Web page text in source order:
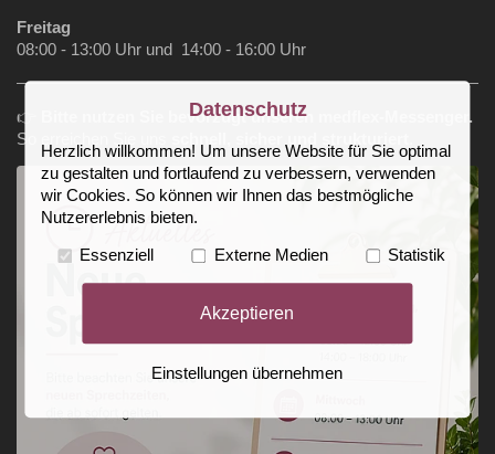
Freitag
08:00 - 13:00 Uhr und 14:00 - 16:00 Uhr
👉
Bitte nutzen Sie bevorzugt unseren medflex‑Messenger.
So erreichen Sie uns
Datenschutz
Herzlich willkommen! Um unsere Website für Sie optimal
zu gestalten und fortlaufend zu verbessern, verwenden
wir Cookies. So können wir Ihnen das bestmögliche
Nutzererlebnis bieten.
Essenziell Externe Medien Statistik
Akzeptieren
Einstellungen übernehmen